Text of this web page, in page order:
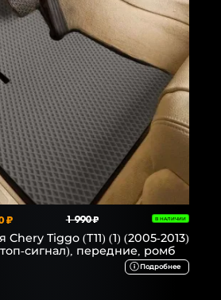
₽ 1 990 ₽ В НАЛИЧИИ
Tiggo (T11) (1) (2005-2013)
сигнал), передние, ромб
Подробнее